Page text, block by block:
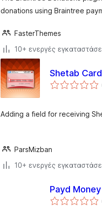
donations using Braintree
FasterThemes
10+ ενεργές
Shetab
Adding a field for receiving
ParsMizban
10+ ενεργές
Payd